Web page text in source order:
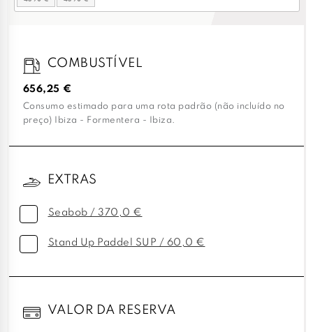
COMBUSTÍVEL
656,25 €
Consumo estimado para uma rota padrão (não incluído no
preço) Ibiza - Formentera - Ibiza.
EXTRAS
Seabob / 370,0 €
Stand Up Paddel SUP / 60,0 €
VALOR DA RESERVA